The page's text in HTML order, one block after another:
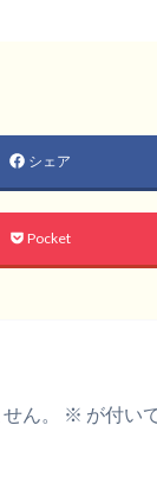
シェア
Pocket
ん。 ※ が付い